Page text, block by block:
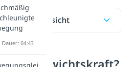
Inhaltsübersicht
ist Gewichtskraft?
Dauer: 04:43